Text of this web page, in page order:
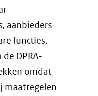
aanbieders
functies,
de DPRA-
omdat
maatregelen